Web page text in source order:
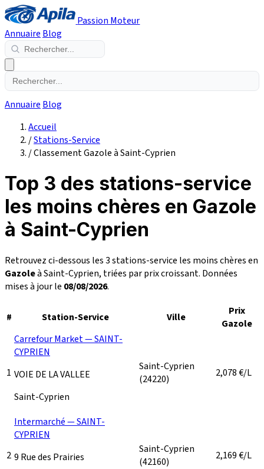
Passion Moteur
Annuaire Blog
Annuaire Blog
Accueil
/Stations-Service
/Classement Gazole à Saint-Cyprien
Top 3 des stations-service
les moins chères en Gazole
à Saint-Cyprien
Retrouvez ci-dessous les 3 stations-service les moins chères en
Gazoleà Saint-Cyprien, triées par prix croissant. Données
mises à jour le 08/08/2026.
# Station-Service Ville
Prix
Gazole
1
Carrefour Market — SAINT-
CYPRIEN
VOIE DE LA VALLEE
Saint-Cyprien
Saint-Cyprien
(24220)
2,078€/L
2
Intermarché — SAINT-
CYPRIEN
9 Rue des Prairies
Saint-Cyprien
(42160)
2,169€/L